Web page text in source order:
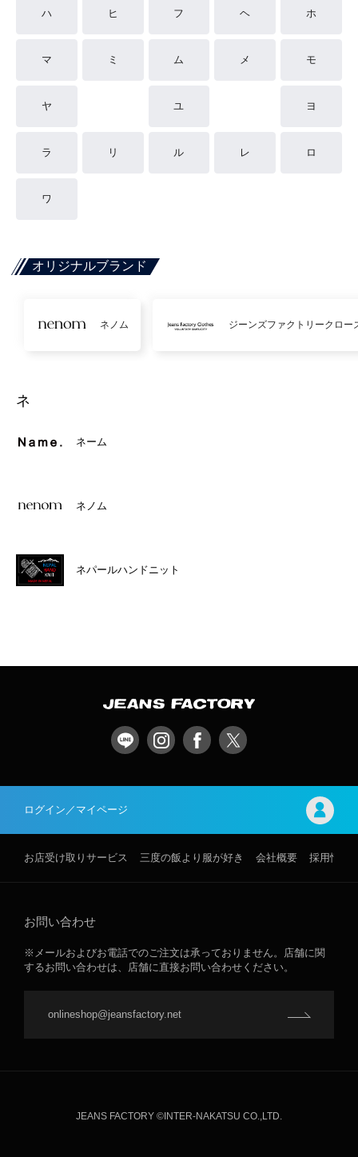
ハ ヒ フ ヘ ホ
マ ミ ム メ モ
ヤ ユ ヨ
ラ リ ル レ ロ
ワ
オリジナルブランド
ネノム ジーンズファクトリークロー
ネ
ネーム
ネノム
ネパールハンドニット
ログイン／マイページ
お店受け取りサービス 三度の飯より服が好き 会社概要 採用情報
お問い合わせ
※メールおよびお電話でのご注文は承っておりません。店舗に関
するお問い合わせは、店舗に直接お問い合わせください。
onlineshop@jeansfactory.net
JEANS FACTORY ©INTER-NAKATSU CO.,LTD.